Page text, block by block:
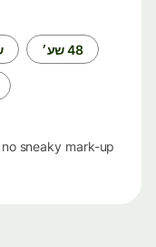
48 שע׳
no sneaky mark-up